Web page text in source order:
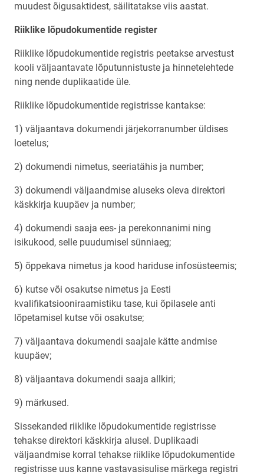
muudest õigusaktidest, säilitatakse viis aastat.
Riiklike lõpudokumentide register
Riiklike lõpudokumentide registris peetakse arvestust
kooli väljaantavate lõputunnistuste ja hinnetelehtede
ning nende duplikaatide üle.
Riiklike lõpudokumentide registrisse kantakse:
1) väljaantava dokumendi järjekorranumber üldises
loetelus;
2) dokumendi nimetus, seeriatähis ja number;
3) dokumendi väljaandmise aluseks oleva direktori
käskkirja kuupäev ja number;
4) dokumendi saaja ees- ja perekonnanimi ning
isikukood, selle puudumisel sünniaeg;
5) õppekava nimetus ja kood hariduse infosüsteemis;
6) kutse või osakutse nimetus ja Eesti
kvalifikatsiooniraamistiku tase, kui õpilasele anti
lõpetamisel kutse või osakutse;
7) väljaantava dokumendi saajale kätte andmise
kuupäev;
8) väljaantava dokumendi saaja allkiri;
9) märkused.
Sissekanded riiklike lõpudokumentide registrisse
tehakse direktori käskkirja alusel. Duplikaadi
väljaandmise korral tehakse riiklike lõpudokumentide
registrisse uus kanne vastavasisulise märkega registri